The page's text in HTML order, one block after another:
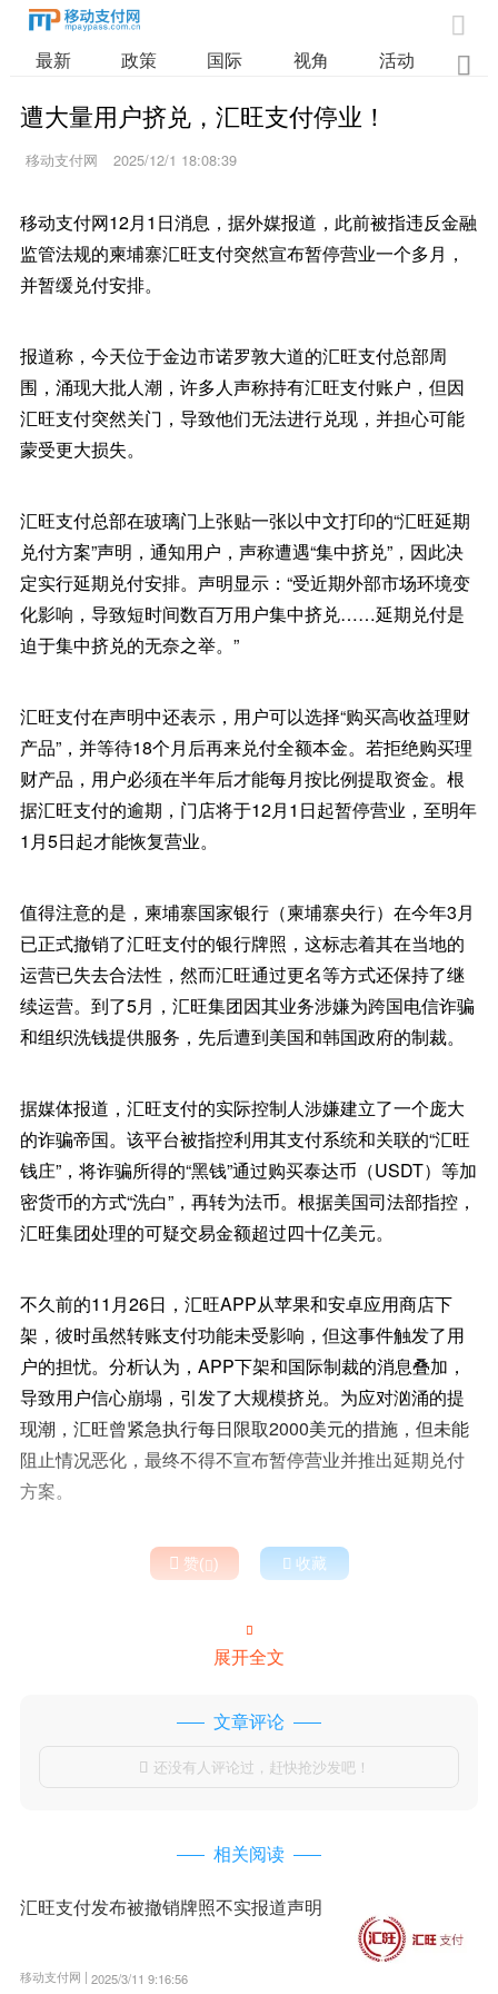

最新 政策 国际 视角 活动 业

遭大量用户挤兑，汇旺支付停业！
移动支付网 2025/12/1 18:08:39
移动支付网12月1日消息，据外媒报道，此前被指违反金融
监管法规的柬埔寨汇旺支付突然宣布暂停营业一个多月，
并暂缓兑付安排。
报道称，今天位于金边市诺罗敦大道的汇旺支付总部周
围，涌现大批人潮，许多人声称持有汇旺支付账户，但因
汇旺支付突然关门，导致他们无法进行兑现，并担心可能
蒙受更大损失。
汇旺支付总部在玻璃门上张贴一张以中文打印的“汇旺延期
兑付方案”声明，通知用户，声称遭遇“集中挤兑”，因此决
定实行延期兑付安排。声明显示：“受近期外部市场环境变
化影响，导致短时间数百万用户集中挤兑……延期兑付是
迫于集中挤兑的无奈之举。”
汇旺支付在声明中还表示，用户可以选择“购买高收益理财
产品”，并等待18个月后再来兑付全额本金。若拒绝购买理
财产品，用户必须在半年后才能每月按比例提取资金。根
据汇旺支付的逾期，门店将于12月1日起暂停营业，至明年
1月5日起才能恢复营业。
值得注意的是，柬埔寨国家银行（柬埔寨央行）在今年3月
已正式撤销了汇旺支付的银行牌照，这标志着其在当地的
运营已失去合法性，然而汇旺通过更名等方式还保持了继
续运营。到了5月，汇旺集团因其业务涉嫌为跨国电信诈骗
和组织洗钱提供服务，先后遭到美国和韩国政府的制裁。
据媒体报道，汇旺支付的实际控制人涉嫌建立了一个庞大
的诈骗帝国。该平台被指控利用其支付系统和关联的“汇旺
钱庄”，将诈骗所得的“黑钱”通过购买泰达币（USDT）等加
密货币的方式“洗白”，再转为法币。根据美国司法部指控，
汇旺集团处理的可疑交易金额超过四十亿美元。
不久前的11月26日，汇旺APP从苹果和安卓应用商店下
架，彼时虽然转账支付功能未受影响，但这事件触发了用
户的担忧。分析认为，APP下架和国际制裁的消息叠加，
导致用户信心崩塌，引发了大规模挤兑。为应对汹涌的提
现潮，汇旺曾紧急执行每日限取2000美元的措施，但未能
阻止情况恶化，最终不得不宣布暂停营业并推出延期兑付
方案。
 赞()  收藏

展开全文
文章评论
 还没有人评论过，赶快抢沙发吧！
相关阅读
汇旺支付发布被撤销牌照不实报道声明
移动支付网 | 2025/3/11 9:16:56